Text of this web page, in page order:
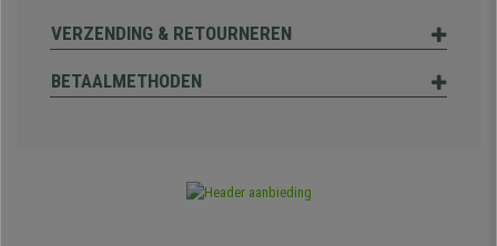
VERZENDING & RETOURNEREN
BETAALMETHODEN